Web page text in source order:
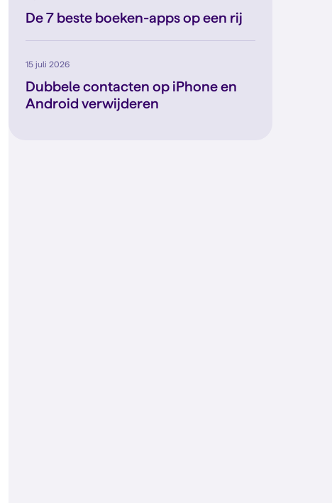
De 7 beste boeken-apps op een rij
15 juli 2026
Dubbele contacten op iPhone en
Android verwijderen